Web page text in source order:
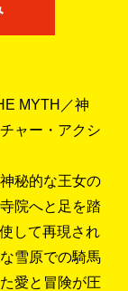
MYTH／神
ャー・アクシ
秘的な王女の
院へと足を踏
して再現され
雪原での騎馬
愛と冒険が圧